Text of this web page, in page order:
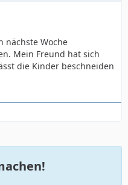
nächste Woche
Mein Freund hat sich
die Kinder beschneiden